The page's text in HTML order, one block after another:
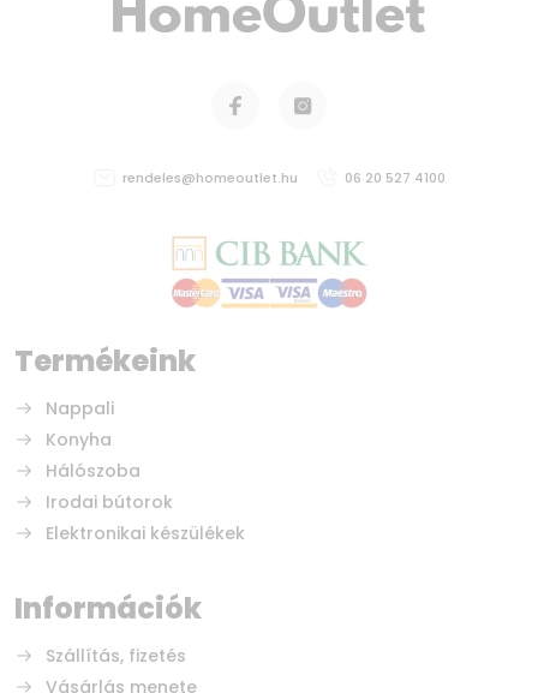
Termékeink
Nappali
Konyha
Hálószoba
Irodai bútorok
Elektronikai készülékek
rendeles@homeoutlet.hu 06 20 527 4100
Információk
Szállítás, fizetés
Vásárlás menete